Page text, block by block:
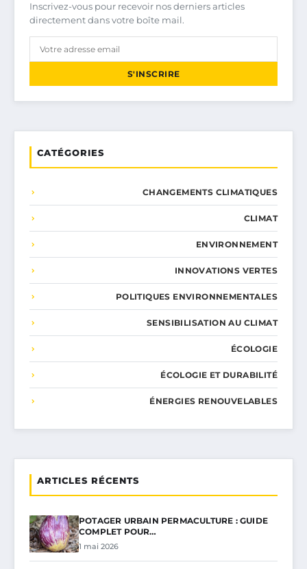
Inscrivez-vous pour recevoir nos derniers articles
directement dans votre boîte mail.
S'INSCRIRE
CATÉGORIES
CHANGEMENTS CLIMATIQUES
CLIMAT
ENVIRONNEMENT
INNOVATIONS VERTES
POLITIQUES ENVIRONNEMENTALES
SENSIBILISATION AU CLIMAT
ÉCOLOGIE
ÉCOLOGIE ET DURABILITÉ
ÉNERGIES RENOUVELABLES
ARTICLES RÉCENTS
POTAGER URBAIN PERMACULTURE : GUIDE
COMPLET POUR…
1 mai 2026